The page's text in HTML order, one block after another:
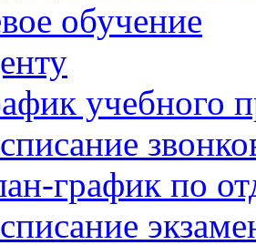
обучение
учебного
график по